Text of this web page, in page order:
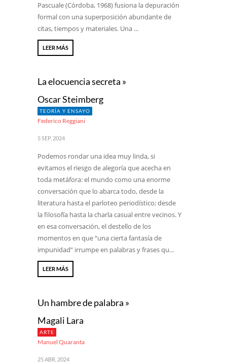
Pascuale (Córdoba, 1968) fusiona la depuración
formal con una superposición abundante de
citas, tiempos y materiales. Una ...
LEER MÁS
La elocuencia secreta »
Oscar Steimberg
TEORÍA Y ENSAYO
Federico Reggiani
5 SEP, 2024
Podemos rondar una idea muy linda, si
evitamos el riesgo de alegoría que acecha en
toda metáfora: el mundo como una enorme
conversación que lo abarca todo, desde la
literatura hasta el parloteo periodístico; desde
la filosofía hasta la charla casual entre vecinos. Y
en esa conversación, el destello de los
momentos en que “una cierta fantasía de
impunidad” irrumpe en palabras y frases qu...
LEER MÁS
Un hambre de palabra »
Magali Lara
ARTE
Manuel Quaranta
25 ABR, 2024